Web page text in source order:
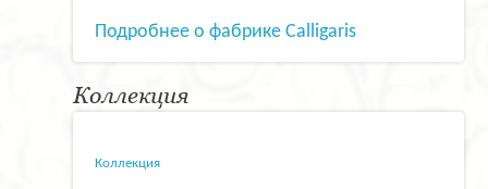
Подробнее о фабрике Calligaris
Коллекция
Коллекция